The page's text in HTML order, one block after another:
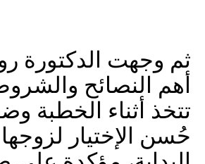
ثم وجهت الدكتورة
أهم النصائح
تتخذ أثناء الخطبة
حُسن الإختيار